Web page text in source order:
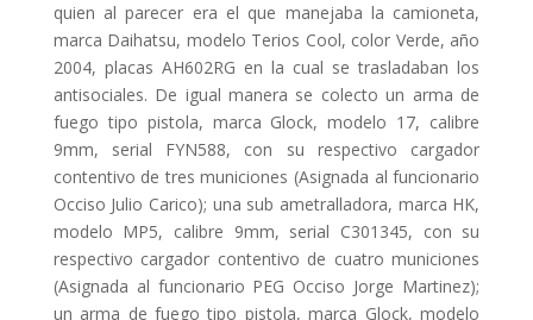
quien al parecer era el que manejaba la camioneta,
marca Daihatsu, modelo Terios Cool, color Verde, año
2004, placas AH602RG en la cual se trasladaban los
antisociales. De igual manera se colecto un arma de
fuego tipo pistola, marca Glock, modelo 17, calibre
9mm, serial FYN588, con su respectivo cargador
contentivo de tres municiones (Asignada al funcionario
Occiso Julio Carico); una sub ametralladora, marca HK,
modelo MP5, calibre 9mm, serial C301345, con su
respectivo cargador contentivo de cuatro municiones
(Asignada al funcionario PEG Occiso Jorge Martinez);
un arma de fuego tipo pistola, marca Glock, modelo